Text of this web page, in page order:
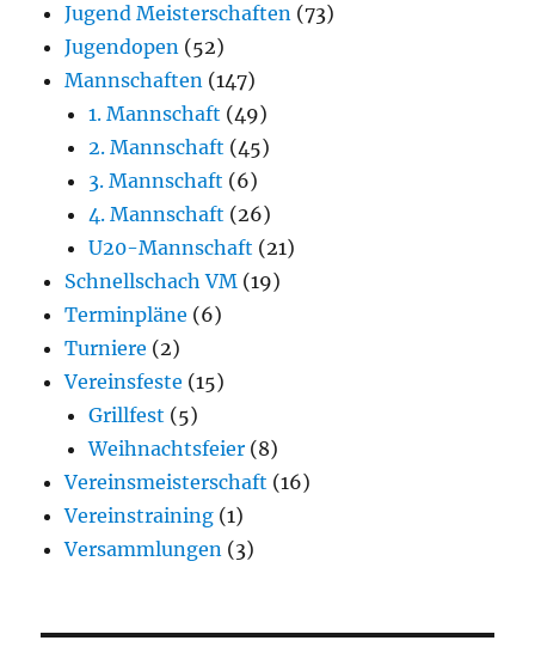
Jugend Meisterschaften (73)
Jugendopen (52)
Mannschaften (147)
1. Mannschaft (49)
2. Mannschaft (45)
3. Mannschaft (6)
4. Mannschaft (26)
U20-Mannschaft (21)
Schnellschach VM (19)
Terminpläne (6)
Turniere (2)
Vereinsfeste (15)
Grillfest (5)
Weihnachtsfeier (8)
Vereinsmeisterschaft (16)
Vereinstraining (1)
Versammlungen (3)